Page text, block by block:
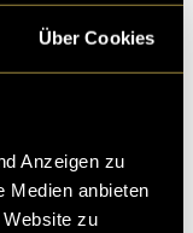
Über Cookies
Anzeigen zu
Medien anbieten
zu